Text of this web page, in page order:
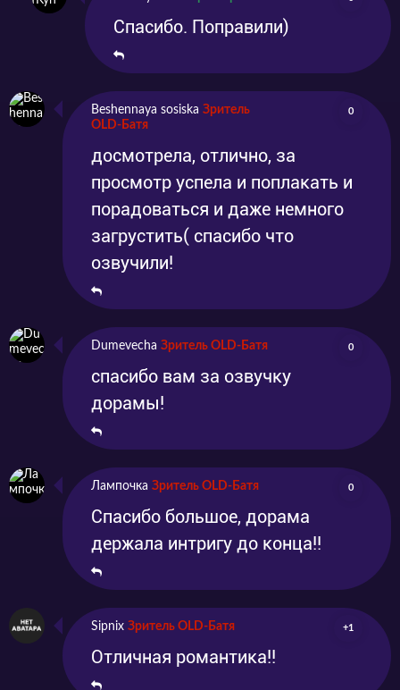
Спасибо. Поправили)
Beshennaya sosiska Зритель
OLD-Батя
0
досмотрела, отлично, за
просмотр успела и поплакать и
порадоваться и даже немного
загрустить( спасибо что
озвучили!
Dumevecha Зритель OLD-Батя 0
спасибо вам за озвучку
дорамы!
Лампочка Зритель OLD-Батя 0
Спасибо большое, дорама
держала интригу до конца!!
Sipnix Зритель OLD-Батя +1
Отличная романтика!!